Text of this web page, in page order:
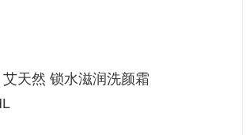
然 锁水滋润洗颜霜